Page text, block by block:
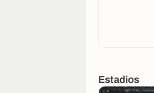
Estadios